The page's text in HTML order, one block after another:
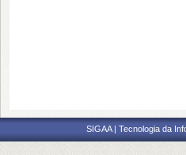
SIGAA | Tecnologia da